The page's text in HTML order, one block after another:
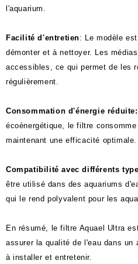
l'aquarium.
Facilité d'entretien: Le modèle
démonter et à nettoyer. Les
accessibles, ce qui permet de les
régulièrement.
Consommation d'énergie réduite:
écoénergétique, le filtre
maintenant une efficacité optimale.
Compatibilité avec différents
être utilisé dans des aquariums
qui le rend polyvalent pour les
En résumé, le filtre Aquael Ultra
assurer la qualité de l'eau dans un
à installer et entretenir.